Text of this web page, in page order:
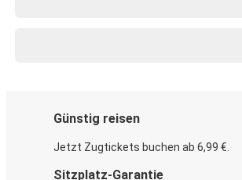
Günstig reisen
Jetzt Zugtickets buchen ab 6,99 €.
Sitzplatz-Garantie